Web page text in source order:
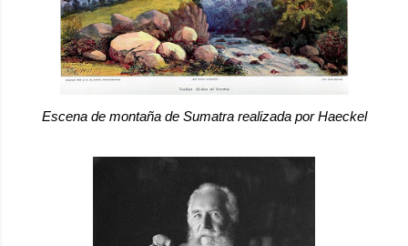
Escena de montaña de Sumatra realizada por Haeckel